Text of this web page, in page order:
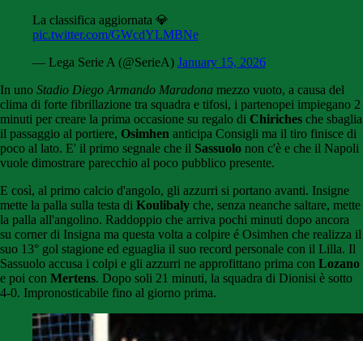
La classifica aggiornata 💎
pic.twitter.com/GWcdYLMBNe
— Lega Serie A (@SerieA) January 15, 2026
In uno Stadio Diego Armando Maradona mezzo vuoto, a causa del
clima di forte fibrillazione tra squadra e tifosi, i partenopei impiegano 2
minuti per creare la prima occasione su regalo di Chiriches che sbaglia
il passaggio al portiere, Osimhen anticipa Consigli ma il tiro finisce di
poco al lato. E' il primo segnale che il Sassuolo non c'è e che il Napoli
vuole dimostrare parecchio al poco pubblico presente.
E così, al primo calcio d'angolo, gli azzurri si portano avanti. Insigne
mette la palla sulla testa di Koulibaly che, senza neanche saltare, mette
la palla all'angolino. Raddoppio che arriva pochi minuti dopo ancora
su corner di Insigna ma questa volta a colpire é Osimhen che realizza il
suo 13° gol stagione ed eguaglia il suo record personale con il Lilla. Il
Sassuolo accusa i colpi e gli azzurri ne approfittano prima con Lozano
e poi con Mertens. Dopo soli 21 minuti, la squadra di Dionisi è sotto
4-0. Impronosticabile fino al giorno prima.